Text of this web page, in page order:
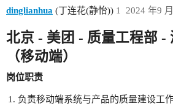
dinglianhua (丁连花(静怡)) 2024 年9
1
北京 - 美团 - 质量工程部 -
（移动端）
岗位职责
负责移动端系统与产品的质量建设工